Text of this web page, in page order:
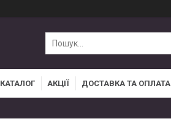
КАТАЛОГ АКЦІЇ ДОСТАВКА ТА ОПЛАТА